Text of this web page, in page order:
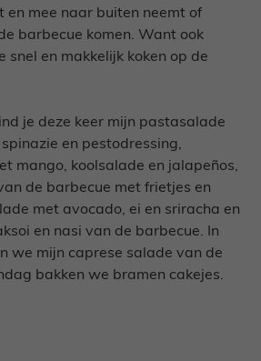
en mee naar buiten neemt of
barbecue komen. Want ook
snel en makkelijk koken op de
je deze keer mijn pastasalade
en pestodressing,
mango, koolsalade en jalapeños,
de barbecue met frietjes en
met avocado, ei en sriracha en
en nasi van de barbecue. In
we mijn caprese salade van de
bakken we bramen cakejes.